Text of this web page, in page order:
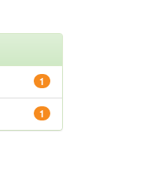
1
1